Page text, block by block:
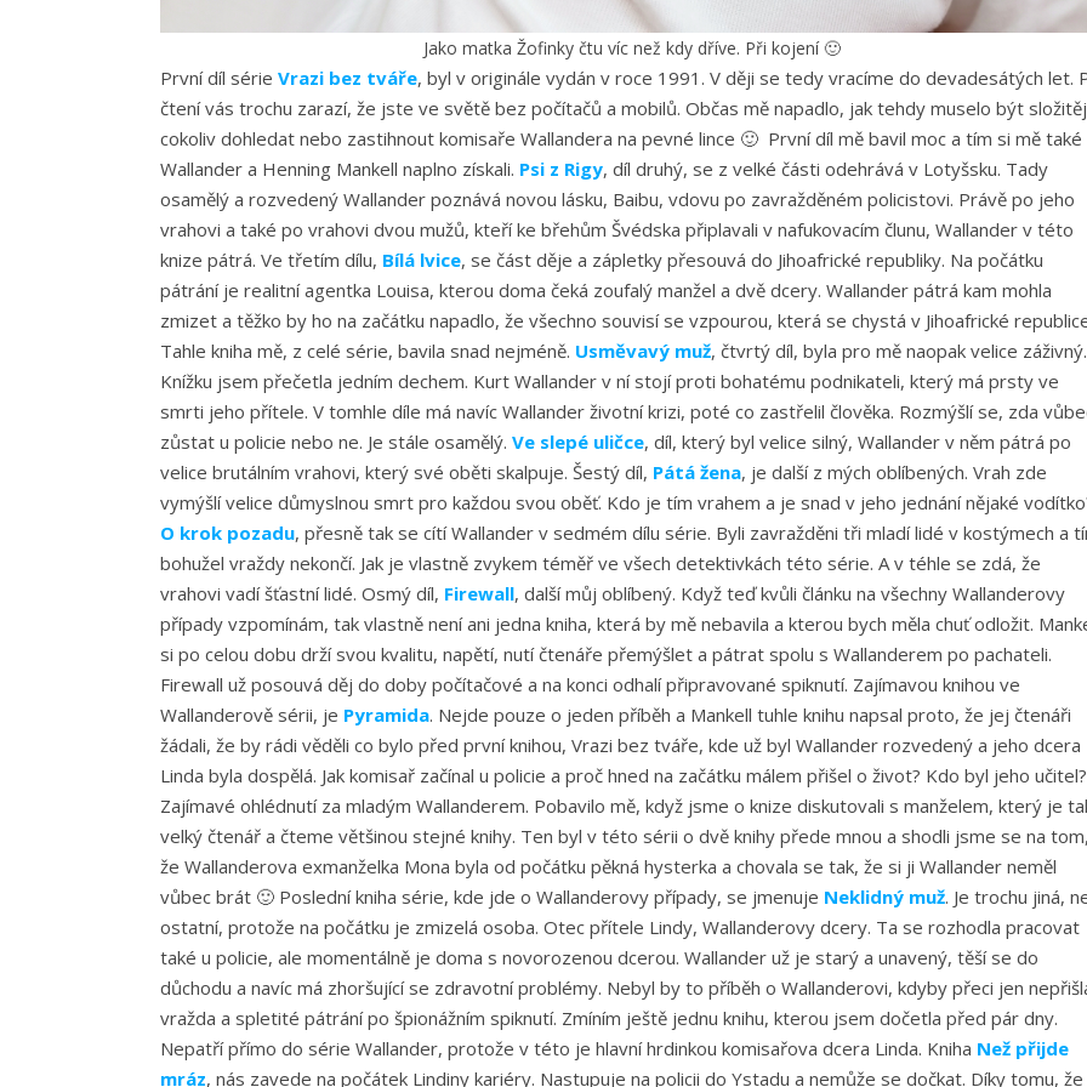
Jako matka Žofinky čtu víc než kdy dříve. Při kojení 🙂
První díl série Vrazi bez tváře, byl v originále vydán v roce 1991. V ději se tedy vracíme do devadesátých let.
čtení vás trochu zarazí, že jste ve světě bez počítačů a mobilů. Občas mě napadlo, jak tehdy muselo být
cokoliv dohledat nebo zastihnout komisaře Wallandera na pevné lince 🙂 První díl mě bavil moc a tím si mě také
Wallander a Henning Mankell naplno získali. Psi z Rigy, díl druhý, se z velké části odehrává v Lotyšsku. Tady
osamělý a rozvedený Wallander poznává novou lásku, Baibu, vdovu po zavražděném policistovi. Právě po jeho
vrahovi a také po vrahovi dvou mužů, kteří ke břehům Švédska připlavali v nafukovacím člunu, Wallander v této
knize pátrá. Ve třetím dílu, Bílá lvice, se část děje a zápletky přesouvá do Jihoafrické republiky. Na počátku
pátrání je realitní agentka Louisa, kterou doma čeká zoufalý manžel a dvě dcery. Wallander pátrá kam mohla
zmizet a těžko by ho na začátku napadlo, že všechno souvisí se vzpourou, která se chystá v Jihoafrické
Tahle kniha mě, z celé série, bavila snad nejméně. Usměvavý muž, čtvrtý díl, byla pro mě naopak velice záživný.
Knížku jsem přečetla jedním dechem. Kurt Wallander v ní stojí proti bohatému podnikateli, který má prsty ve
smrti jeho přítele. V tomhle díle má navíc Wallander životní krizi, poté co zastřelil člověka. Rozmýšlí se, zda
zůstat u policie nebo ne. Je stále osamělý. Ve slepé uličce, díl, který byl velice silný, Wallander v něm pátrá po
velice brutálním vrahovi, který své oběti skalpuje. Šestý díl, Pátá žena, je další z mých oblíbených. Vrah zde
vymýšlí velice důmyslnou smrt pro každou svou oběť. Kdo je tím vrahem a je snad v jeho jednání nějaké
O krok pozadu, přesně tak se cítí Wallander v sedmém dílu série. Byli zavražděni tři mladí lidé v kostýmech a
bohužel vraždy nekončí. Jak je vlastně zvykem téměř ve všech detektivkách této série. A v téhle se zdá, že
vrahovi vadí šťastní lidé. Osmý díl, Firewall, další můj oblíbený. Když teď kvůli článku na všechny Wallanderovy
případy vzpomínám, tak vlastně není ani jedna kniha, která by mě nebavila a kterou bych měla chuť odložit.
si po celou dobu drží svou kvalitu, napětí, nutí čtenáře přemýšlet a pátrat spolu s Wallanderem po pachateli.
Firewall už posouvá děj do doby počítačové a na konci odhalí připravované spiknutí. Zajímavou knihou ve
Wallanderově sérii, je Pyramida. Nejde pouze o jeden příběh a Mankell tuhle knihu napsal proto, že jej čtenáři
žádali, že by rádi věděli co bylo před první knihou, Vrazi bez tváře, kde už byl Wallander rozvedený a jeho dcera
Linda byla dospělá. Jak komisař začínal u policie a proč hned na začátku málem přišel o život? Kdo byl jeho učitel?
Zajímavé ohlédnutí za mladým Wallanderem. Pobavilo mě, když jsme o knize diskutovali s manželem, který je
velký čtenář a čteme většinou stejné knihy. Ten byl v této sérii o dvě knihy přede mnou a shodli jsme se na tom,
že Wallanderova exmanželka Mona byla od počátku pěkná hysterka a chovala se tak, že si ji Wallander neměl
vůbec brát 🙂 Poslední kniha série, kde jde o Wallanderovy případy, se jmenuje Neklidný muž. Je trochu jiná,
ostatní, protože na počátku je zmizelá osoba. Otec přítele Lindy, Wallanderovy dcery. Ta se rozhodla pracovat
také u policie, ale momentálně je doma s novorozenou dcerou. Wallander už je starý a unavený, těší se do
důchodu a navíc má zhoršující se zdravotní problémy. Nebyl by to příběh o Wallanderovi, kdyby přeci jen
vražda a spletité pátrání po špionážním spiknutí. Zmíním ještě jednu knihu, kterou jsem dočetla před pár dny.
Nepatří přímo do série Wallander, protože v této je hlavní hrdinkou komisařova dcera Linda. Kniha Než přijde
mráz, nás zavede na počátek Lindiny kariéry. Nastupuje na policii do Ystadu a nemůže se dočkat. Díky tomu, že